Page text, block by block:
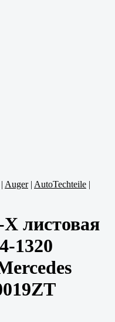
| Auger| AutoTechteile |
Х листовая
1320